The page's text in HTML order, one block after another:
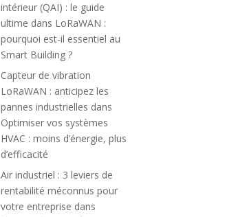
intérieur (QAI) : le guide
ultime dans LoRaWAN :
pourquoi est-il essentiel au
Smart Building ?
Capteur de vibration
LoRaWAN : anticipez les
pannes industrielles dans
Optimiser vos systèmes
HVAC : moins d’énergie, plus
d’efficacité
Air industriel : 3 leviers de
rentabilité méconnus pour
votre entreprise dans